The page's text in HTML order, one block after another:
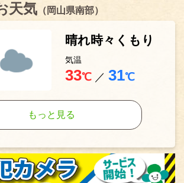
天気 （岡山県南部）
晴れ時々くもり
気温
33℃ ／ 31℃
もっと見る